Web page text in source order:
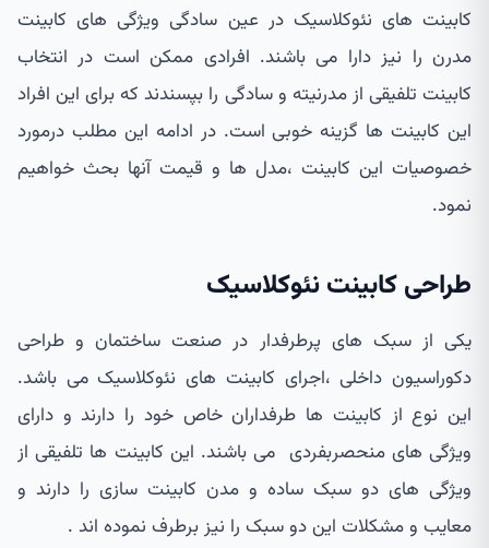
کابینت های نئوکلاسیک در عین سادگی ویژگی های کابینت
مدرن را نیز دارا می باشند. افرادی ممکن است در انتخاب
کابینت تلفیقی از مدرنیته و سادگی را بپسندند که برای این افراد
این کابینت ها گزینه خوبی است. در ادامه این مطلب درمورد
خصوصیات این کابینت ،مدل ها و قیمت آنها بحث خواهیم
نمود.
طراحی کابینت نئوکلاسیک
یکی از سبک های پرطرفدار در صنعت ساختمان و طراحی
دکوراسیون داخلی ،اجرای کابینت های نئوکلاسیک می باشد.
این نوع از کابینت ها طرفداران خاص خود را دارند و دارای
ویژگی های منحصربفردی می باشند. این کابینت ها تلفیقی از
ویژگی های دو سبک ساده و مدن کابینت سازی را دارند و
معایب و مشکلات این دو سبک را نیز برطرف نموده اند .